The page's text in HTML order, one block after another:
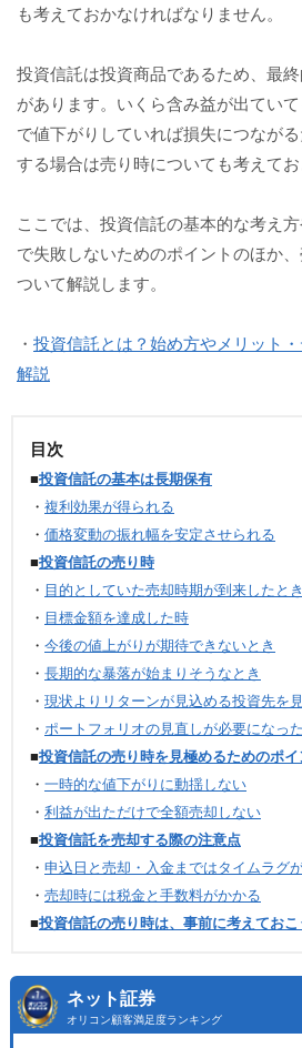
も考えておかなければなりません。
投資信託は投資商品であるため、最
があります。いくら含み益が出てい
で値下がりしていれば損失につなが
する場合は売り時についても考えてお
ここでは、投資信託の基本的な考え
で失敗しないためのポイントのほか
ついて解説します。
・ 投資信託とは？始め方やメリット
解説
目次
■投資信託の基本は長期保有
・ 複利効果が得られる
・ 価格変動の振れ幅を安定させられる
■投資信託の売り時
・ 目的としていた売却時期が到来したとき
・ 目標金額を達成した時
・ 今後の値上がりが期待できないとき
・ 長期的な暴落が始まりそうなとき
・ 現状よりリターンが見込める投資先を
・ ポートフォリオの見直しが必要になっ
■投資信託の売り時を見極めるためのポイ
・ 一時的な値下がりに動揺しない
・ 利益が出ただけで全額売却しない
■投資信託を売却する際の注意点
・ 申込日と売却・入金まではタイムラグ
・ 売却時には税金と手数料がかかる
■投資信託の売り時は、事前に考えておこ
ネット証券
オリコン顧客満足度ランキング